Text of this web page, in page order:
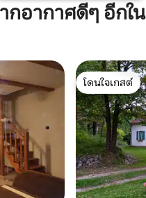
อากาศดีๆ อีกใ
โดนใจเกสต์
โดนใจเกสต์